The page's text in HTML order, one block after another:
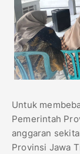
​Untuk
Pemerintah
anggaran
Provinsi Jawa